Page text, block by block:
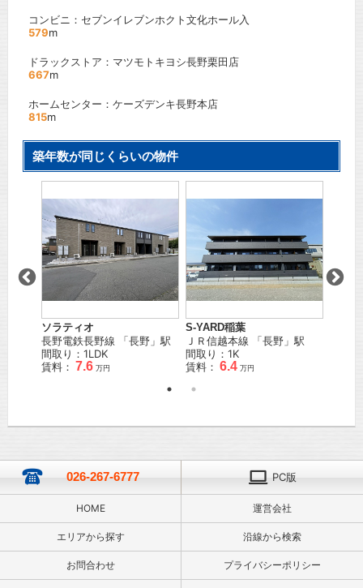
コンビニ：セブンイレブンホクト文化ホール入
579m
ドラックストア：マツモトキヨシ長野栗田店
667m
ホームセンター：ケーズデンキ長野本店
815m
築年数が同じくらいの物件
ソラティオ
長野電鉄長野線 「長野 」駅
間取り：1LDK
賃料： 7.6 万円
S-YARD稲葉
ＪＲ信越本線 「長野 」駅
間取り：1K
賃料： 6.4 万円
026-267-6777 PC版
HOME 運営会社
エリアから探す 沿線から検索
お問合わせ プライバシーポリシー